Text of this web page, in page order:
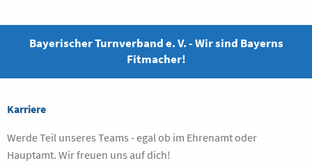
Bayerischer Turnverband e. V. - Wir sind Bayerns
Fitmacher!
Karriere
Werde Teil unseres Teams - egal ob im Ehrenamt oder
Hauptamt. Wir freuen uns auf dich!